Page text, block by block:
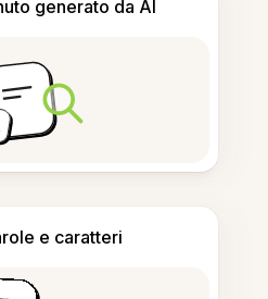
generato da AI
e caratteri